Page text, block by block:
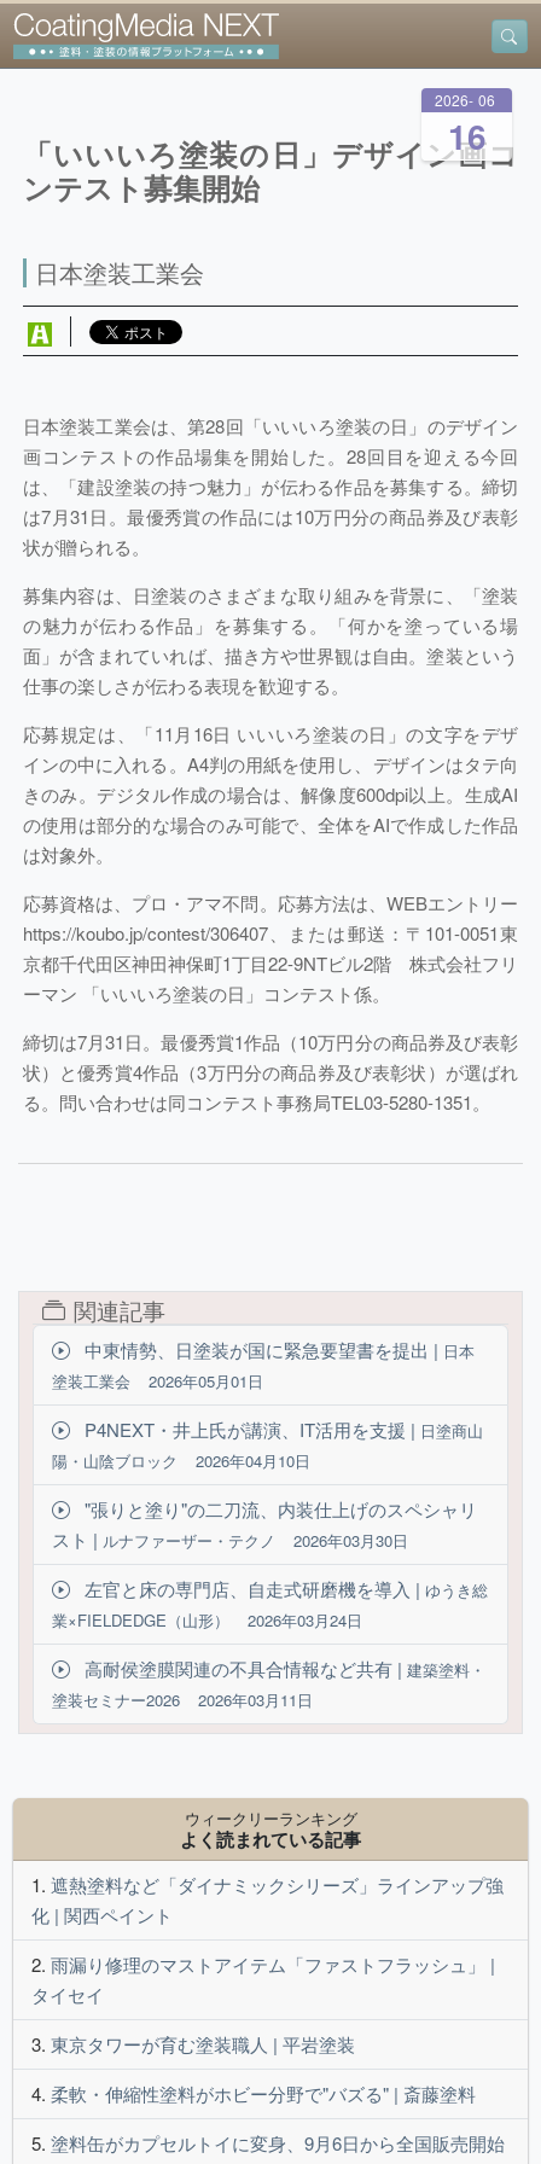
2026 - 06
16
「いいいろ塗装の日」デザイン画コ
ンテスト募集開始
日本塗装工業会
日本塗装工業会は、第28回「いいいろ塗装の日」のデザイン
画コンテストの作品場集を開始した。28回目を迎える今回
は、「建設塗装の持つ魅力」が伝わる作品を募集する。締切
は7月31日。最優秀賞の作品には10万円分の商品券及び表彰
状が贈られる。
募集内容は、日塗装のさまざまな取り組みを背景に、「塗装
の魅力が伝わる作品」を募集する。「何かを塗っている場
面」が含まれていれば、描き方や世界観は自由。塗装という
仕事の楽しさが伝わる表現を歓迎する。
応募規定は、「11月16日 いいいろ塗装の日」の文字をデザ
インの中に入れる。A4判の用紙を使用し、デザインはタテ向
きのみ。デジタル作成の場合は、解像度600dpi以上。生成AI
の使用は部分的な場合のみ可能で、全体をAIで作成した作品
は対象外。
応募資格は、プロ・アマ不問。応募方法は、WEBエントリー
https://koubo.jp/contest/306407、または郵送：〒101-0051東
京都千代田区神田神保町1丁目22-9NTビル2階 株式会社フリ
ーマン 「いいいろ塗装の日」コンテスト係。
締切は7月31日。最優秀賞1作品（10万円分の商品券及び表彰
状）と優秀賞4作品（3万円分の商品券及び表彰状）が選ばれ
る。問い合わせは同コンテスト事務局TEL03-5280-1351。
関連記事
中東情勢、日塗装が国に緊急要望書を提出 | 日本
塗装工業会
2026年05月01日
P4NEXT・井上氏が講演、IT活用を支援 | 日塗商山
陽・山陰ブロック
2026年04月10日
"張りと塗り"の二刀流、内装仕上げのスペシャリ
スト | ルナファーザー・テクノ 2026年03月30日
左官と床の専門店、自走式研磨機を導入 | ゆうき総
業×FIELDEDGE（山形）
2026年03月24日
高耐侯塗膜関連の不具合情報など共有 | 建築塗料・
塗装セミナー2026
2026年03月11日
ウィークリーランキング
よく読まれている記事
遮熱塗料など「ダイナミックシリーズ」ラインアップ強
化 | 関西ペイント
雨漏り修理のマストアイテム「ファストフラッシュ」 |
タイセイ
東京タワーが育む塗装職人 | 平岩塗装
柔軟・伸縮性塗料がホビー分野で"バズる" | 斎藤塗料
塗料缶がカプセルトイに変身、9月6日から全国販売開始